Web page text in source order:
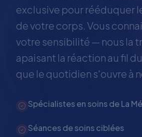
exclusive pour rééduquer
de votre corps. Vous
votre sensibilité — nous la
apaisant la réaction au fil
que le quotidien s'ouvre à
Spécialistes en soins de La
Séances de soins ciblées